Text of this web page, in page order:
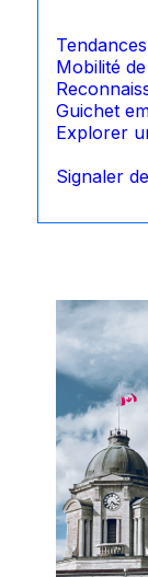
Mobilité
Guichet
Explorer
Signaler